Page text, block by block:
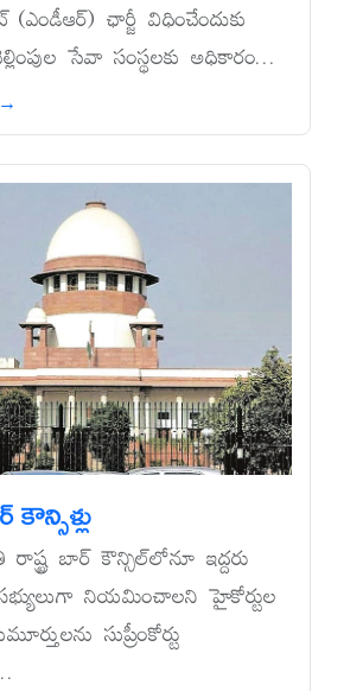
ఛార్జీ విధించేందుకు
సేవా సంస్థలకు అధికారం...
కౌన్సిళ్లు
రాష్ట్ర బార్‌ కౌన్సిల్‌లోనూ ఇద్దరు
నియమించాలని హైకోర్టుల
సుప్రీంకోర్టు